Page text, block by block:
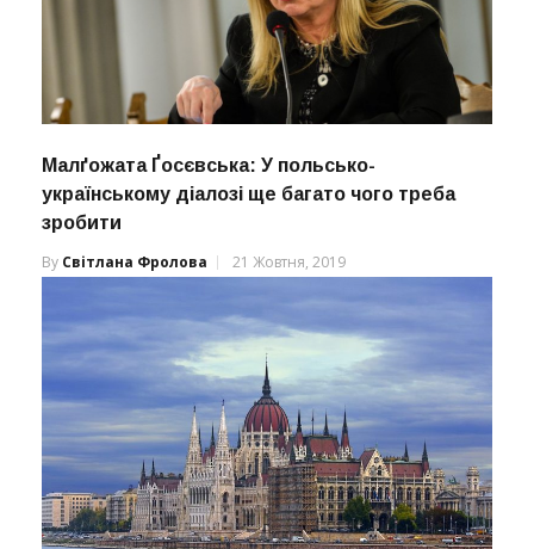
Малґожата Ґосєвська: У польсько-
українському діалозі ще багато чого треба
зробити
By Світлана Фролова 21 Жовтня, 2019